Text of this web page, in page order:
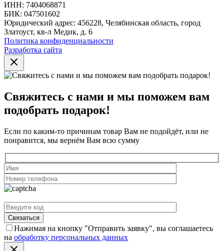
ИНН: 7404068871
БИК: 047501602
Юридический адрес: 456228, Челябинская область, город
Златоуст, кв-л Медик, д. 6
Политика конфиденциальности
Разработка сайта
Свяжитесь с нами и мы поможем вам
подобрать подарок!
Если по каким-то причинам товар Вам не подойдёт, или не
понравится, мы вернём Вам всю сумму
Нажимая на кнопку "Отправить заявку", вы соглашаетесь
на обработку персональных данных